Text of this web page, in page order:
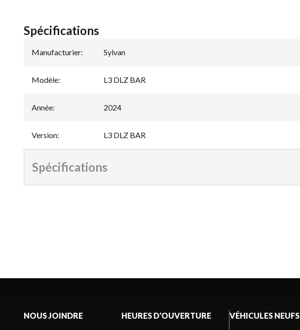
Spécifications
Manufacturier: Sylvan
Modèle: L3 DLZ BAR
Année: 2024
Version: L3 DLZ BAR
Spécifications
NOUS JOINDRE HEURES D'OUVERTURE VÉHICULES NEUFS